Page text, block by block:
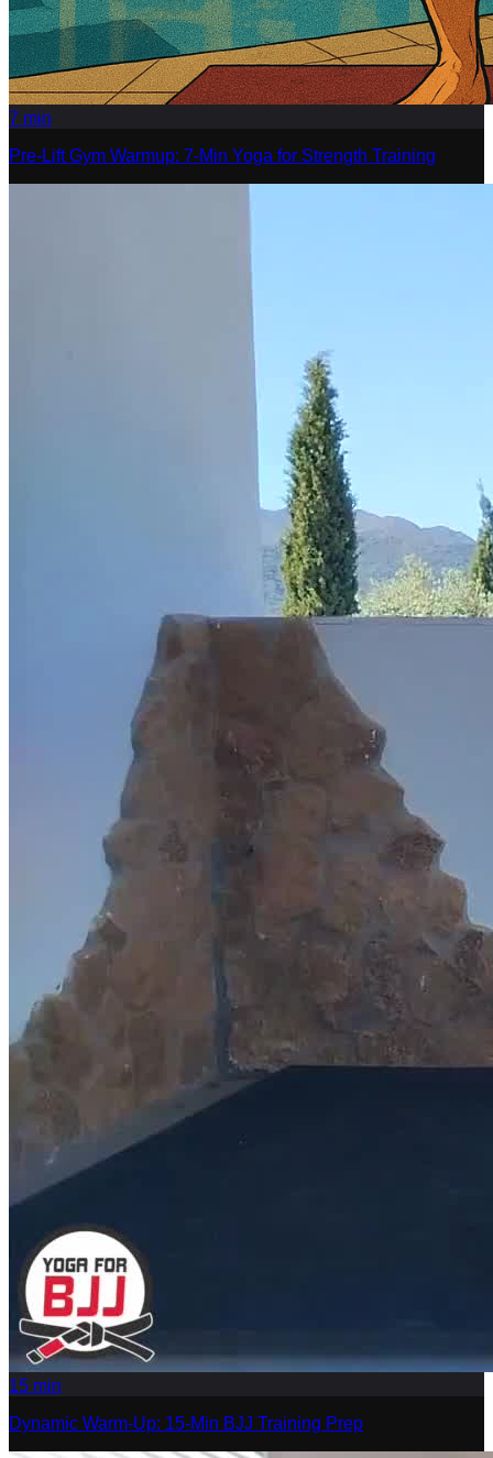
7 min
Pre-Lift Gym Warmup: 7-Min Yoga for Strength Training
15 min
Dynamic Warm-Up: 15-Min BJJ Training Prep